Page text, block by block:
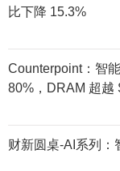
比下降 15.3%
Counterpoint：智
80%，DRAM 超越
财新圆桌-AI系列：